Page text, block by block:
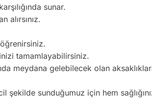
sunar.
alırsınız.
tamamlayabilirsiniz.
meydana gelebilecek olan
sunduğumuz için hem